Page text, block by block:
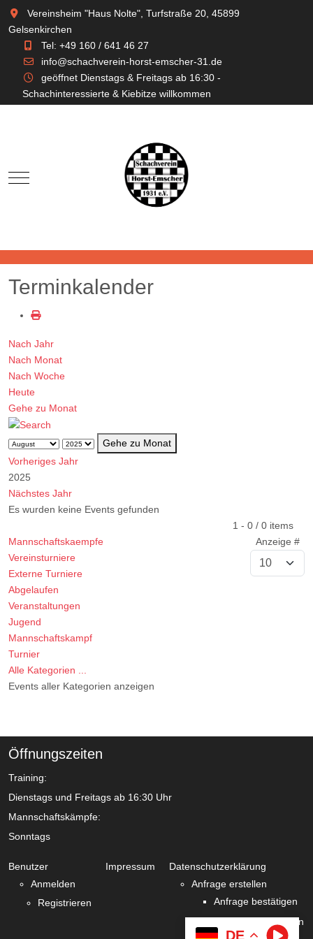
Vereinsheim "Haus Nolte", Turfstraße 20, 45899
Gelsenkirchen
Tel: +49 160 / 641 46 27
info@schachverein-horst-emscher-31.de
geöffnet Dienstags & Freitags ab 16:30 -
Schachinteressierte & Kiebitze willkommen
DE
Mobile Menu Toggle
Terminkalender
Nach Jahr
Nach Monat
Nach Woche
Heute
Gehe zu Monat
Gehe zu Monat
Vorheriges Jahr
2025
Nächstes Jahr
Es wurden keine Events gefunden
1 - 0 / 0 items
Anzeige #
Mannschaftskaempfe
Vereinsturniere
Externe Turniere
Abgelaufen
Veranstaltungen
Jugend
Mannschaftskampf
Turnier
Alle Kategorien ...
Events aller Kategorien anzeigen
Öffnungszeiten
Training:
Dienstags und Freitags ab 16:30 Uhr
Mannschaftskämpfe:
Sonntags
Benutzer
Anmelden
Registrieren
Impressum
Datenschutzerklärung
Anfrage erstellen
Anfrage bestätigen
Zustimmung verlängern